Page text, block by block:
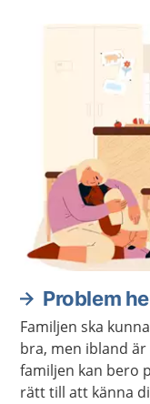
Problem
Familjen ska
bra, men ibland
familjen kan bero
rätt till att känna